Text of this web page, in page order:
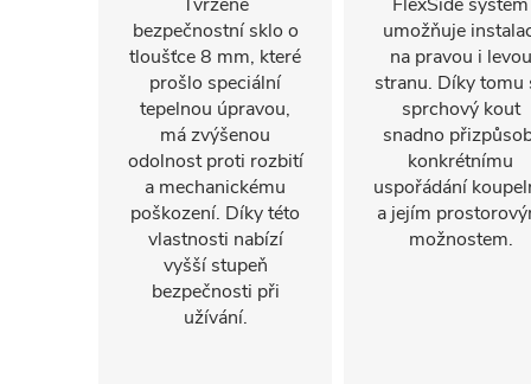
bezpečnostní sklo o
tloušťce 8 mm, které
prošlo speciální
tepelnou úpravou,
má zvýšenou
odolnost proti rozbití
a mechanickému
poškození. Díky této
vlastnosti nabízí
vyšší stupeň
bezpečnosti při
užívání.
umožňuje
na pravou i levou
stranu. Díky tomu
sprchový kout
snadno
konkrétnímu
uspořádání
a jejím
možnostem.